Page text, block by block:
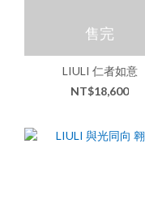
售完
LIULI 仁者如意
NT$18,600